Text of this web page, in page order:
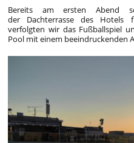
Bereits am ersten Abend
der Dachterrasse des Hotels
verfolgten wir das Fußballspiel
Pool mit einem beeindruckenden